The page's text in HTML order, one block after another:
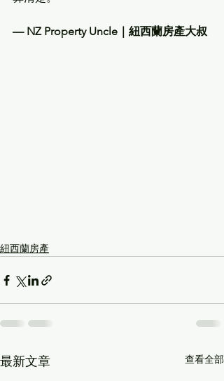
— NZ Property Uncle｜紐西蘭房產大叔
紐西蘭房產
最新文章 查看全部